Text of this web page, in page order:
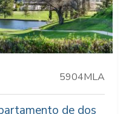
5904MLA
de dos